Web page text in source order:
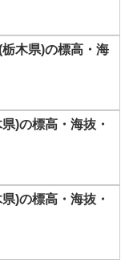
木県)の標高・海
)の標高・海抜・
)の標高・海抜・